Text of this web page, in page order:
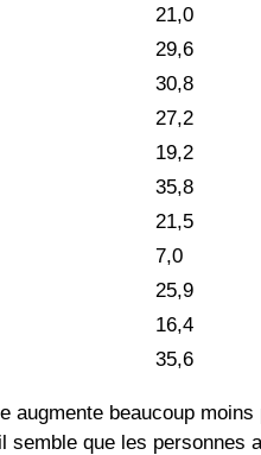
21,0
29,6
30,8
27,2
19,2
35,8
21,5
7,0
25,9
16,4
35,6
augmente beaucoup
que les